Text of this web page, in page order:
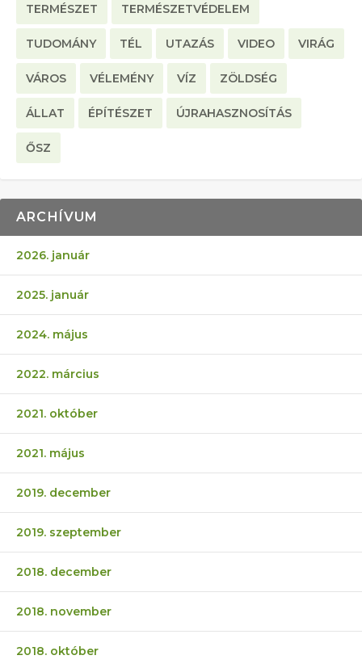
TERMÉSZET TERMÉSZETVÉDELEM
TUDOMÁNY TÉL UTAZÁS VIDEO VIRÁG
VÁROS VÉLEMÉNY VÍZ ZÖLDSÉG
ÁLLAT ÉPÍTÉSZET ÚJRAHASZNOSÍTÁS
ŐSZ
ARCHÍVUM
2026. január
2025. január
2024. május
2022. március
2021. október
2021. május
2019. december
2019. szeptember
2018. december
2018. november
2018. október